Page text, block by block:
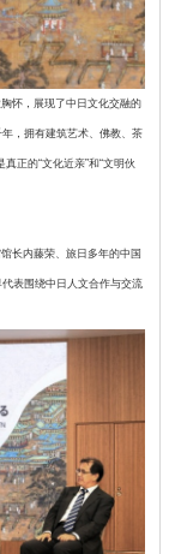
怀，展现了中日文化交融的
，拥有建筑艺术、佛教、茶
正的“文化近亲”和“文明伙
长内藤荣、旅日多年的中国
表围绕中日人文合作与交流